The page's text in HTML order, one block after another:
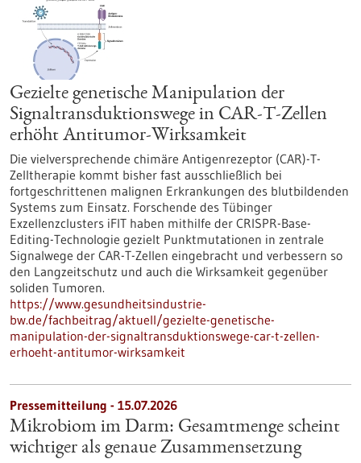
Gezielte genetische Manipulation der
Signaltransduktionswege in CAR-T-Zellen
erhöht Antitumor-Wirksamkeit
Die vielversprechende chimäre Antigenrezeptor (CAR)-T-
Zelltherapie kommt bisher fast ausschließlich bei
fortgeschrittenen malignen Erkrankungen des blutbildenden
Systems zum Einsatz. Forschende des Tübinger
Exzellenzclusters iFIT haben mithilfe der CRISPR-Base-
Editing-Technologie gezielt Punktmutationen in zentrale
Signalwege der CAR-T-Zellen eingebracht und verbessern so
den Langzeitschutz und auch die Wirksamkeit gegenüber
soliden Tumoren.
https://www.gesundheitsindustrie-
bw.de/fachbeitrag/aktuell/gezielte-genetische-
manipulation-der-signaltransduktionswege-car-t-zellen-
erhoeht-antitumor-wirksamkeit
Pressemitteilung - 15.07.2026
Mikrobiom im Darm: Gesamtmenge scheint
wichtiger als genaue Zusammensetzung